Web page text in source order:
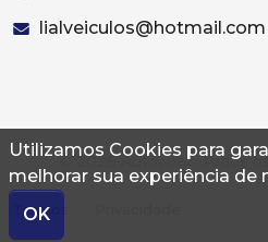
Utilizamos Cookies para
melhorar sua experiência de
OK
lialveiculos@hotmail.com
© 2026 Autoconf. Todos
Termos